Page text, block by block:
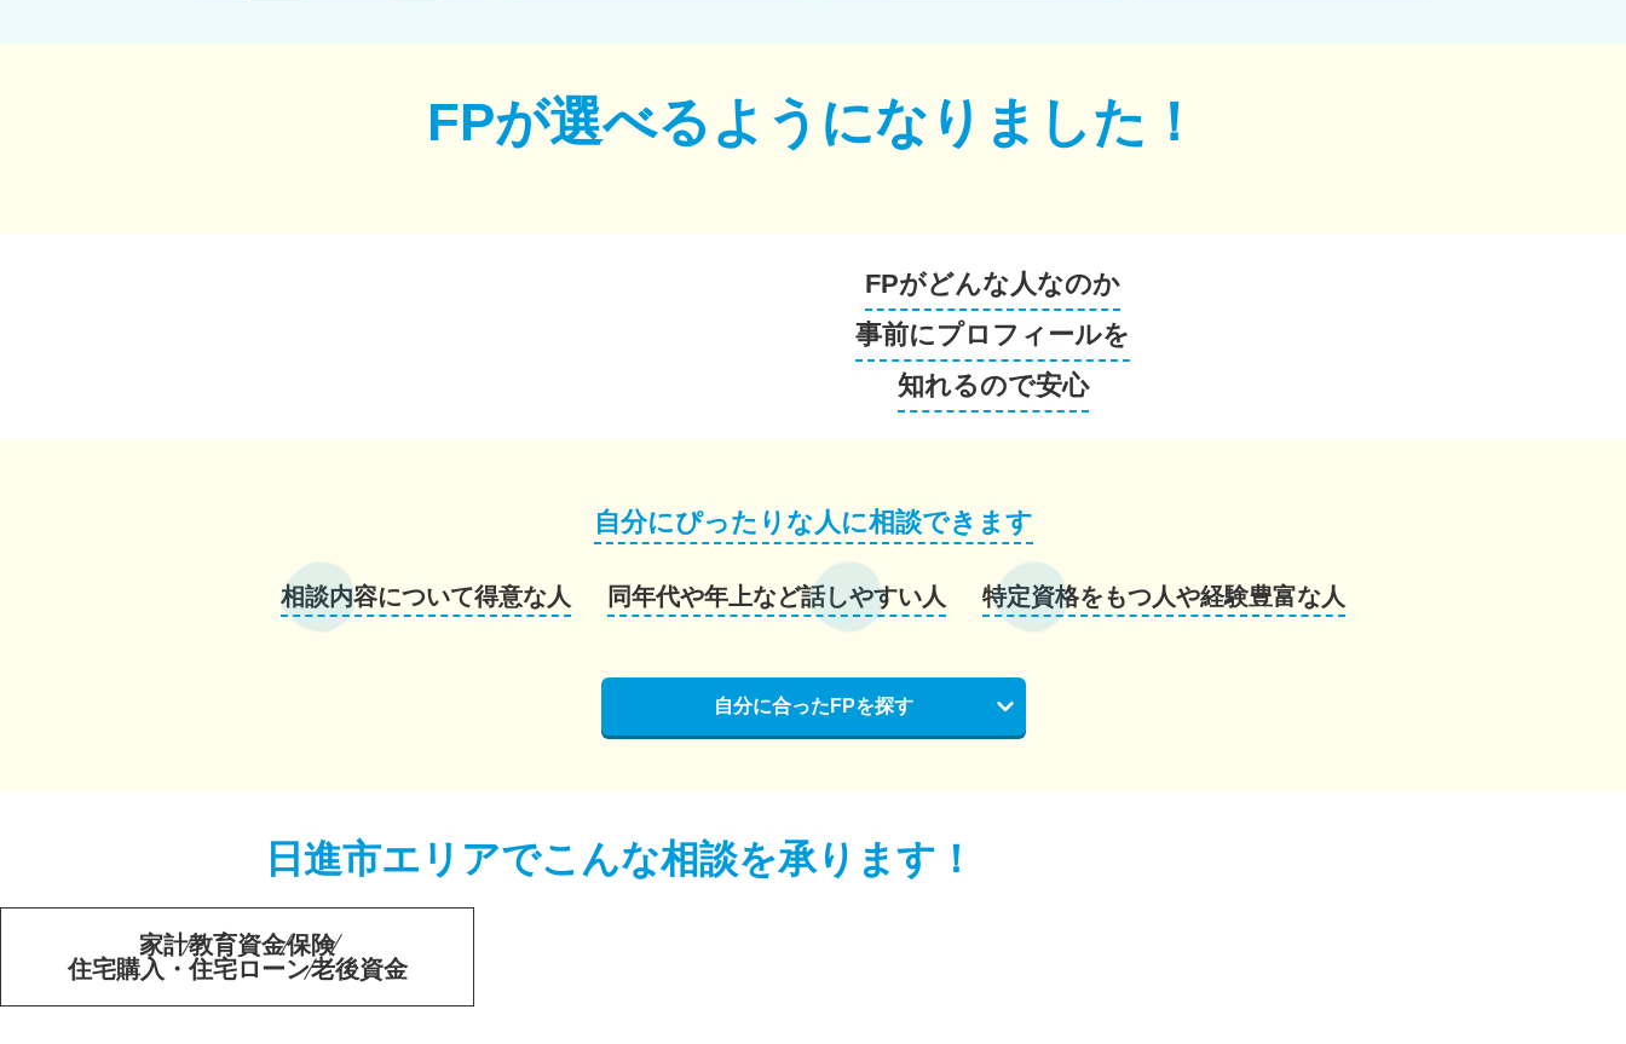
FPが選べるようになりました！
FPがどんな人なのか
事前にプロフィールを
知れるので安心
自分にぴったりな人に相談できます
相談内容について得意な人 同年代や年上など話しやすい人 特定資格をもつ人や経験豊富な人
自分に合ったFPを探す
日進市エリアでこんな相談を承ります！
家計教育資金保険
住宅購入・住宅ローン老後資金